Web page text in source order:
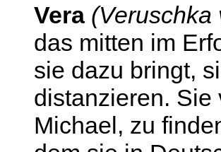
Vera (Veruschka
das mitten im
sie dazu bringt,
distanzieren. Sie
Michael, zu